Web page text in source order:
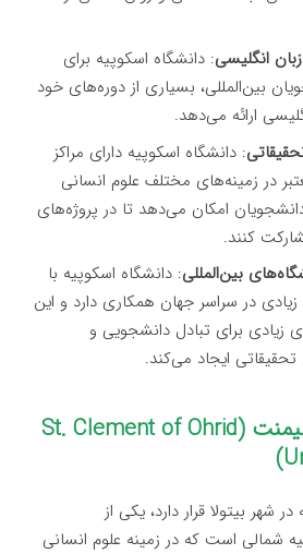
انگلیسی: دانشگاه اسکوپیه برای
بین‌المللی، بسیاری از دوره‌های خود
ارائه می‌دهد.
: دانشگاه اسکوپیه دارای مراکز
در زمینه‌های مختلف علوم انسانی
امکان می‌دهد تا در پروژه‌های
کنند.
بین‌المللی: دانشگاه اسکوپیه با
در سراسر جهان همکاری دارد و این
زیادی برای تبادل دانشجویی و
ایجاد می‌کند.
دانشگاه سنت کلیمنت (St. Clement of Ohrid
بیتولا قرار دارد، یکی از
شمالی است که در زمینه علوم انسانی